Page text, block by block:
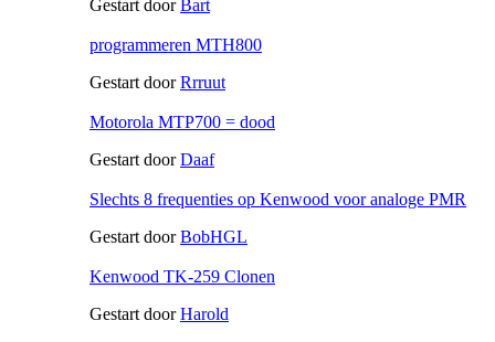
Gestart doorBart
programmeren MTH800
Gestart doorRrruut
Motorola MTP700 = dood
Gestart doorDaaf
Slechts 8 frequenties op Kenwood voor analoge PMR
Gestart doorBobHGL
Kenwood TK-259 Clonen
Gestart doorHarold